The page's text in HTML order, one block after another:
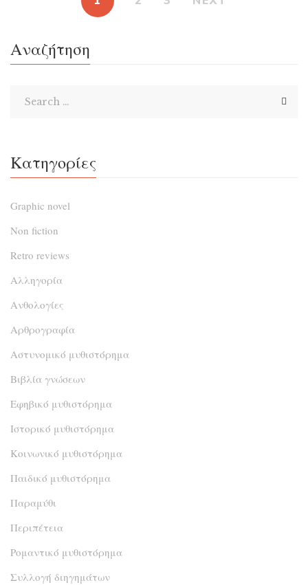
που κοστίζουν ακριβά, επιλογές που σε πηγαίνουν
δυστυχισμένες οικογένειες και κατεστραμμένες
καριέρες, όλα τακτικά τοποθετημένα […]
Αναζήτηση
Κατηγορίες
Graphic novel
Non fiction
Retro reviews
Αλληγορία
Ανθολογίες
Αρθρογραφία
Αστυνομικό μυθιστόρημα
Βιβλία γνώσεων
Εφηβικό μυθιστόρημα
Ιστορικό μυθιστόρημα
Κοινωνικό μυθιστόρημα
Παιδικό μυθιστόρημα
Παραμύθι
Περιπέτεια
Ρομαντικό μυθιστόρημα
Συλλογή διηγημάτων